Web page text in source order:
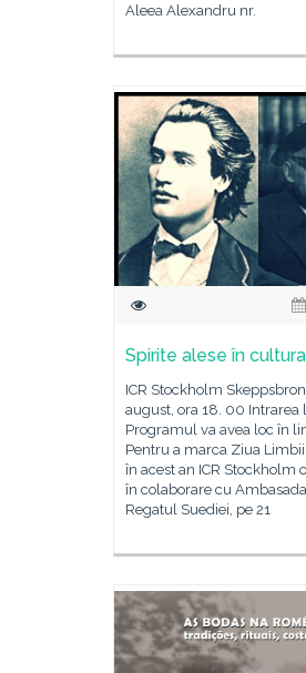
Aleea Alexandru nr.
Spirite alese în
ICR Stockholm
august, ora 18. 00 Intrarea
Programul va avea loc în
Pentru a marca Ziua
în acest an ICR Stockholm
în colaborare cu
Regatul Suediei, pe 21